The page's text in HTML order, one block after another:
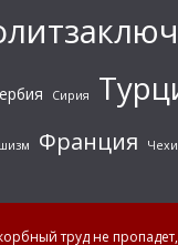
Сирия
Франция
труд не пропадет,